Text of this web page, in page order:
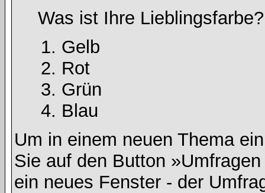
Was ist Ihre Lieblingsfarbe?
Gelb
Rot
Grün
Blau
Um in einem neuen Thema
Sie auf den Button
ein neues Fenster - der